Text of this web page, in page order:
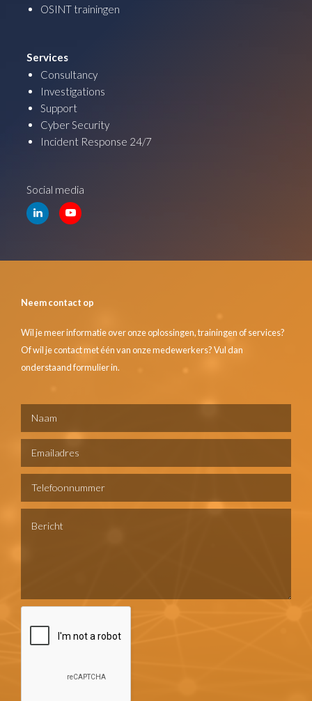
OSINT trainingen
Services
Consultancy
Investigations
Support
Cyber Security
Incident Response 24/7
Social media
Neem contact op
Wil je meer informatie over onze oplossingen, trainingen of services?
Of wil je contact met één van onze medewerkers? Vul dan
onderstaand formulier in.